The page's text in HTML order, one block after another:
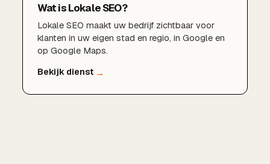
Wat is Lokale SEO?
Lokale SEO maakt uw bedrijf zichtbaar voor
klanten in uw eigen stad en regio, in Google en
op Google Maps.